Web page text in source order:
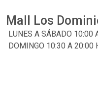
Mall Los
LUNES A SÁBADO 10:00
DOMINGO 10:30 A 20:00